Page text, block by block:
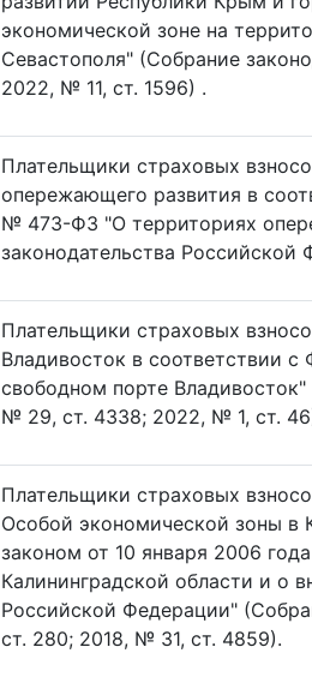
экономической зоне на
Севастополя" (Собрание
2022, № 11, ст. 1596) .
Плательщики страховых
опережающего развития в
№ 473-ФЗ "О территориях
законодательства
Плательщики страховых
Владивосток в соответствии
свободном порте
№ 29, ст. 4338; 2022, № 1, ст.
Плательщики страховых
Особой экономической зоны в
законом от 10 января 2006
Калининградской области и о
Российской Федерации"
ст. 280; 2018, № 31, ст. 4859).